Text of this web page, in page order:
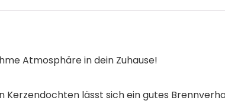
Atmosphäre in dein Zuhause!
lässt sich ein gutes